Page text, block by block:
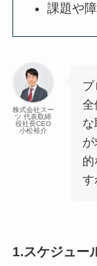
課題や
株式会社スー
ツ 代表取締
役社長CEO
小松裕介
全
す
1.スケジュー